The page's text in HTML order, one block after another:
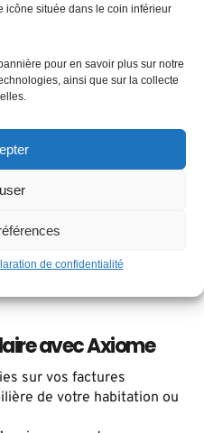
icône située dans le coin inférieur
pour en savoir plus sur notre
ainsi que sur la collecte
de confidentialité
avec Axiome
sur vos factures
de votre habitation ou